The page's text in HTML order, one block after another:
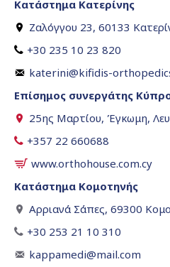
Κατάστημα Κατερίνης
Ζαλόγγου 23, 60133
+30 235 10 23 820
katerini@kifidis-
Επίσημος συνεργάτης
25ης Μαρτίου, Έγκωμη,
+357 22 660688
www.orthohouse.com.cy
Κατάστημα Κομοτηνής
Αρριανά Σάπες, 69300
+30 253 21 10 310
kappamedi@mail.com